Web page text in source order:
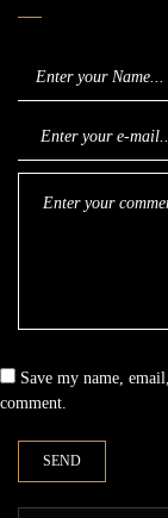
Save my name,
comment.